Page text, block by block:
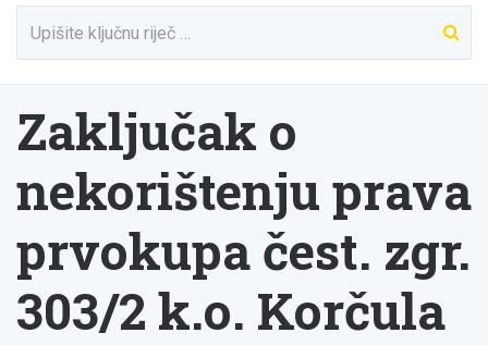
Zaključak o
nekorištenju prava
prvokupa čest. zgr.
303/2 k.o. Korčula